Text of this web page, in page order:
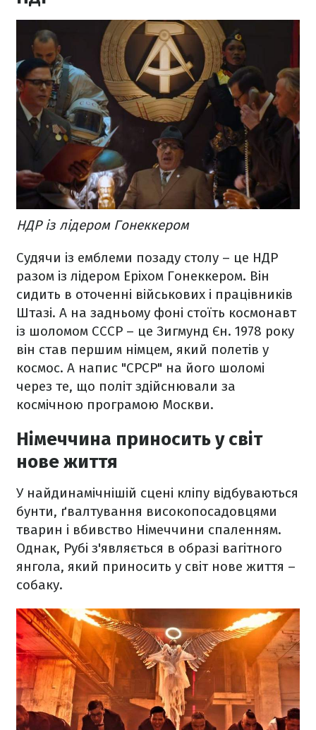
НДР із лідером Гонеккером
Судячи із емблеми позаду столу – це НДР
разом із лідером Еріхом Гонеккером. Він
сидить в оточенні військових і працівників
Штазі. А на задньому фоні стоїть космонавт
із шоломом СССР – це Зигмунд Єн. 1978 року
він став першим німцем, який полетів у
космос. А напис "СРСР" на його шоломі
через те, що політ здійснювали за
космічною програмою Москви.
Німеччина приносить у світ
нове життя
У найдинамічнішій сцені кліпу відбуваються
бунти, ґвалтування високопосадовцями
тварин і вбивство Німеччини спаленням.
Однак, Рубі з'являється в образі вагітного
янгола, який приносить у світ нове життя –
собаку.